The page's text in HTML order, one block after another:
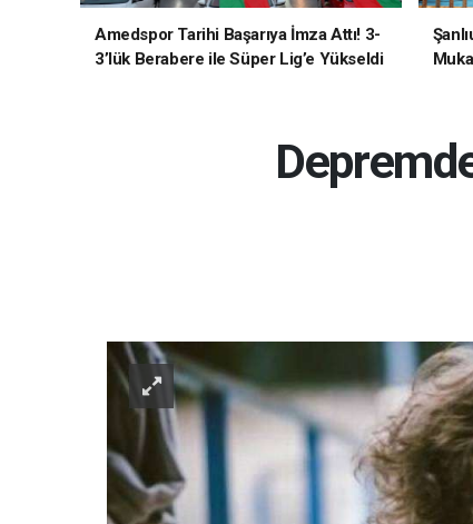
Amedspor Tarihi Başarıya İmza Attı! 3-
3’lük Berabere ile Süper Lig’e Yükseldi